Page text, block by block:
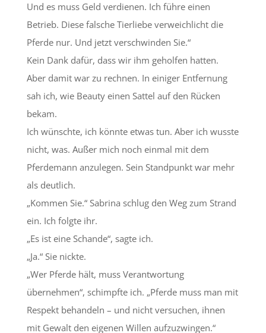
Und es muss Geld verdienen. Ich führe einen
Betrieb. Diese falsche Tierliebe verweichlicht die
Pferde nur. Und jetzt verschwinden Sie.“
Kein Dank dafür, dass wir ihm geholfen hatten.
Aber damit war zu rechnen. In einiger Entfernung
sah ich, wie Beauty einen Sattel auf den Rücken
bekam.
Ich wünschte, ich könnte etwas tun. Aber ich wusste
nicht, was. Außer mich noch einmal mit dem
Pferdemann anzulegen. Sein Standpunkt war mehr
als deutlich.
„Kommen Sie.“ Sabrina schlug den Weg zum Strand
ein. Ich folgte ihr.
„Es ist eine Schande“, sagte ich.
„Ja.“ Sie nickte.
„Wer Pferde hält, muss Verantwortung
übernehmen“, schimpfte ich. „Pferde muss man mit
Respekt behandeln – und nicht versuchen, ihnen
mit Gewalt den eigenen Willen aufzuzwingen.“